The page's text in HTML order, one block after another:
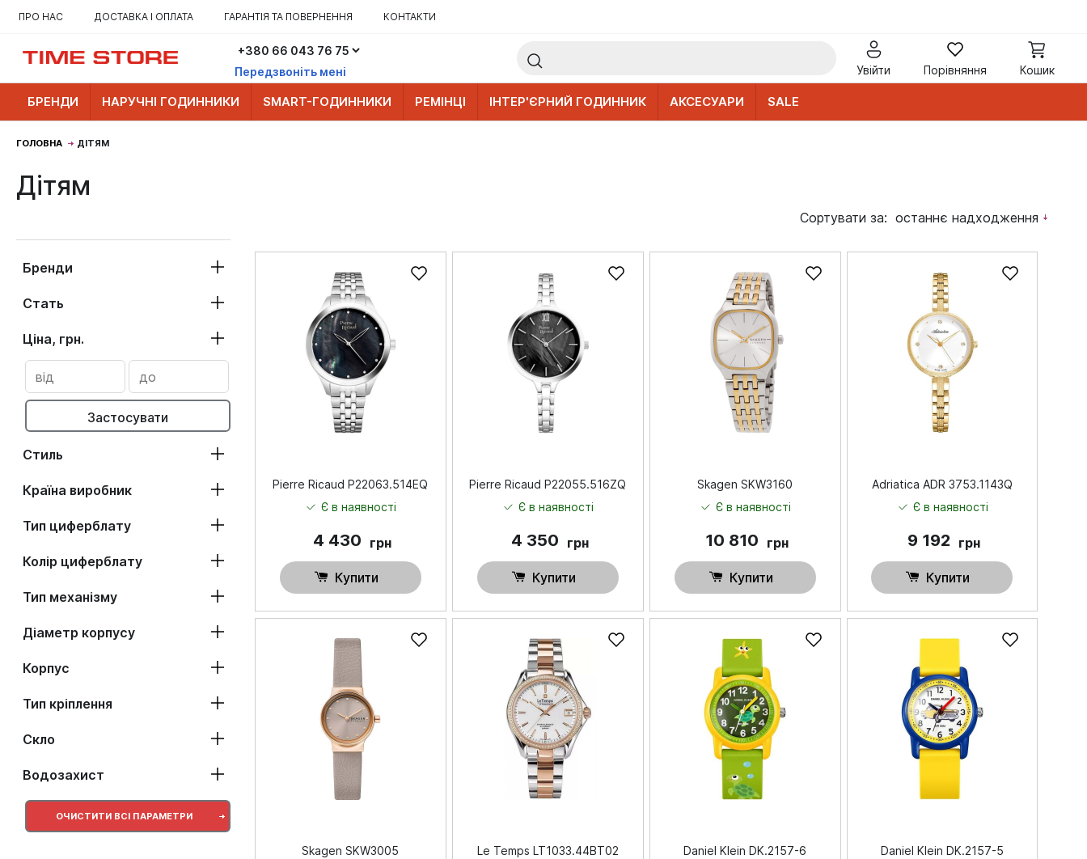
ПРО НАС ДОСТАВКА І ОПЛАТА ГАРАНТІЯ ТА ПОВЕРНЕННЯ КОНТАКТИ
Передзвоніть мені Увійти Порівняння Кошик
БРЕНДИ НАРУЧНІ ГОДИННИКИ SMART-ГОДИННИКИ РЕМІНЦІ ІНТЕР'ЄРНИЙ ГОДИННИК АКСЕСУАРИ SALE
ГОЛОВНА ДІТЯМ
Бренди
Стать
Ціна, грн.
Застосувати
Стиль
Країна виробник
Тип циферблату
Колір циферблату
Тип механізму
Діаметр корпусу
Корпус
Тип кріплення
Скло
Водозахист
ОЧИСТИТИ ВСІ ПАРАМЕТРИ
Дітям
Сортувати за: останнє надходження
Pierre Ricaud P22063.514EQ
Є в наявності
4 430 грн
Купити
Pierre Ricaud P22055.516ZQ
Є в наявності
4 350 грн
Купити
Skagen SKW3160
Є в наявності
10 810 грн
Купити
Adriatica ADR 3753.1143Q
Є в наявності
9 192 грн
Купити
Skagen SKW3005
Le Temps LT1033.44BT02
Daniel Klein DK.2157-6
Daniel Klein DK.2157-5